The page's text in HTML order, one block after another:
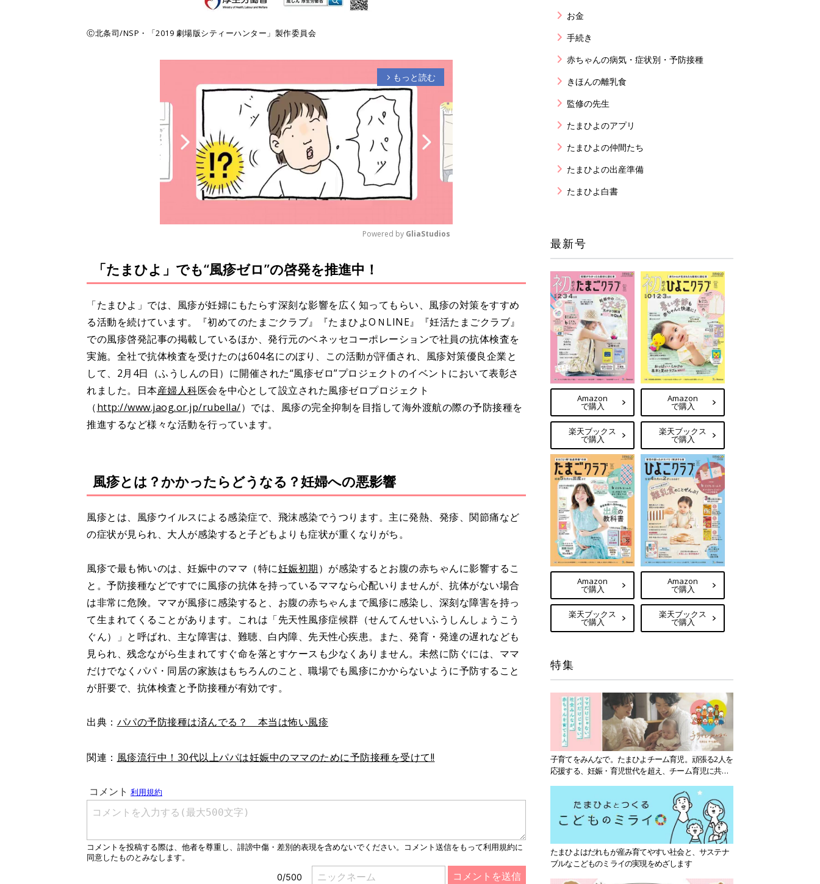
Ⓒ北条司/NSP・「2019 劇場版シティーハンター」製作委員会
arrow_forward_ios もっと読む
u
t
e
Powered by GliaStudios
「たまひよ」でも“風疹ゼロ”の啓発を推進中！
「たまひよ」では、風疹が妊婦にもたらす深刻な影響を広く知ってもらい、風疹の対策をすすめ
る活動を続けています。『初めてのたまごクラブ』『たまひよOＮLINE』『妊活たまごクラブ』
での風疹啓発記事の掲載しているほか、発行元のベネッセコーポレーションで社員の抗体検査を
実施。全社で抗体検査を受けたのは604名にのぼり、この活動が評価され、風疹対策優良企業と
して、2月4日（ふうしんの日）に開催された“風疹ゼロ”プロジェクトのイベントにおいて表彰さ
れました。日本産婦人科医会を中心として設立された風疹ゼロプロジェクト
（http://www.jaog.or.jp/rubella/）では、風疹の完全抑制を目指して海外渡航の際の予防接種を
推進するなど様々な活動を行っています。
風疹とは？かかったらどうなる？妊婦への悪影響
風疹とは、風疹ウイルスによる感染症で、飛沫感染でうつります。主に発熱、発疹、関節痛など
の症状が見られ、大人が感染すると子どもよりも症状が重くなりがち。
風疹で最も怖いのは、妊娠中のママ（特に妊娠初期）が感染するとお腹の赤ちゃんに影響するこ
と。予防接種などですでに風疹の抗体を持っているママなら心配いりませんが、抗体がない場合
は非常に危険。ママが風疹に感染すると、お腹の赤ちゃんまで風疹に感染し、深刻な障害を持っ
て生まれてくることがあります。これは「先天性風疹症候群（せんてんせいふうしんしょうこう
ぐん）」と呼ばれ、主な障害は、難聴、白内障、先天性心疾患。また、発育・発達の遅れなども
見られ、残念ながら生まれてすぐ命を落とすケースも少なくありません。未然に防ぐには、ママ
だけでなくパパ・同居の家族はもちろんのこと、職場でも風疹にかからないように予防すること
が肝要で、抗体検査と予防接種が有効です。
出典： パパの予防接種は済んでる？ 本当は怖い風疹
関連： 風疹流行中！30代以上パパは妊娠中のママのために予防接種を受けて!!
お金
手続き
赤ちゃんの病気・症状別・予防接種
きほんの離乳食
監修の先生
たまひよのアプリ
たまひよの仲間たち
たまひよの出産準備
たまひよ白書
最新号
Amazon
で購入
楽天ブックス
で購入
Amazon
で購入
楽天ブックス
で購入
Amazon
で購入
楽天ブックス
で購入
Amazon
で購入
楽天ブックス
で購入
特集
子育てをみんなで。たまひよチーム育児。頑張る2人を
応援する、妊娠・育児世代を超え、チーム育児に共感
たまひよはだれもが産み育てやすい社会と、サステナ
ブルなこどものミライの実現をめざします